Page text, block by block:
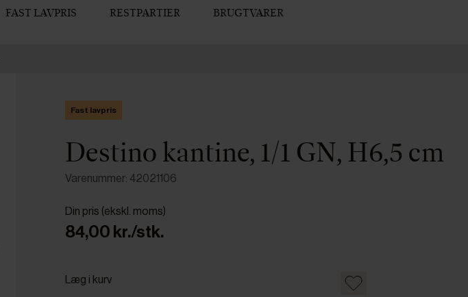
FAST LAVPRIS RESTPARTIER BRUGTVARER
Fast lavpris
Destino kantine, 1/1 GN, H6,5 cm
Varenummer: 42021106
Din pris (ekskl. moms)
84,00 kr./stk.
Læg i kurv